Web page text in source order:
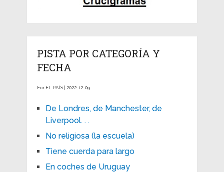
PISTA POR CATEGORÍA Y
FECHA
For EL PAÍS | 2022-12-09
De Londres, de Manchester, de
Liverpool. . .
No religiosa (la escuela)
Tiene cuerda para largo
En coches de Uruguay